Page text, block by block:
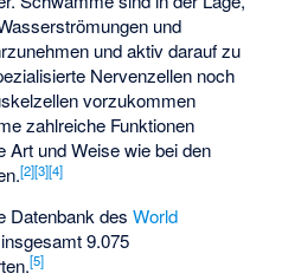
und
und aktiv darauf zu
Nervenzellen noch
vorzukommen
zahlreiche Funktionen
Art und Weise wie bei den
[2][3][4]
Datenbank desWorld
insgesamt 9.075
[5]